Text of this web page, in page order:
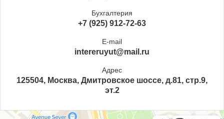
Бухгалтерия
+7 (925) 912-72-63
E-mail
intereruyut@mail.ru
Адрес
125504, Москва, Дмитровское шоссе, д.81, стр.9,
эт.2